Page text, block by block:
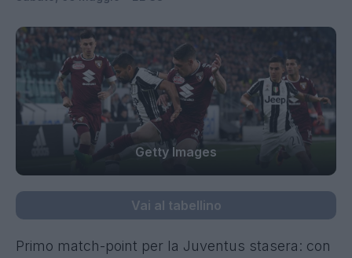
Getty Images
Vai al tabellino
Primo match-point per la Juventus stasera: con